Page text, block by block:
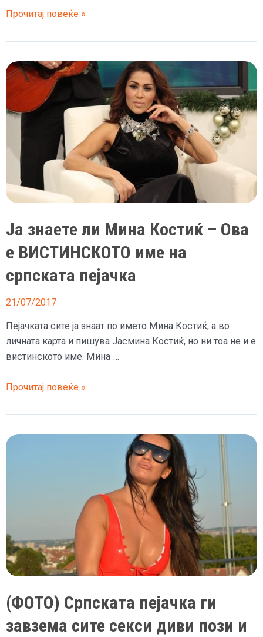
Отиде
на
српската
музика
Ивица
Дачиќ
прости
Цуне
Прочитај повеќе »
Ја знаете ли Мина Костиќ – Ова
е ВИСТИНСКОТО име на
српската пејачка
21/07/2017
Пејачката сите ја знаат по името Мина Костиќ, а во
личната карта и пишува Јасмина Костиќ, но ни тоа не и е
вистинското име. Мина …
Ја
ли
Мина
Костиќ
на
српската
пејачка
Прочитај повеќе »
(ФОТО) Српската пејачка ги
завзема сите секси диви пози и